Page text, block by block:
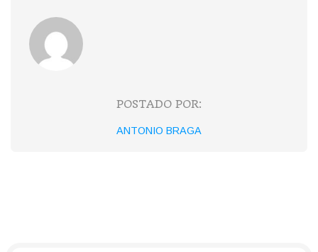
POSTADO POR:
ANTONIO BRAGA